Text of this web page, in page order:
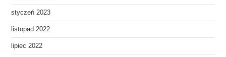
styczeń 2023
listopad 2022
lipiec 2022